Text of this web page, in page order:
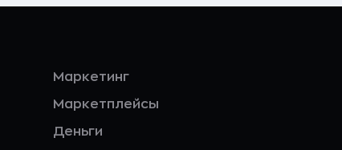
Маркетинг
Маркетплейсы
Деньги